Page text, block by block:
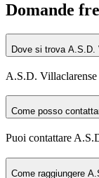
Domande
Dove si trova A.S.D.
A.S.D.
Come posso
Puoi contattare
Come raggiungere